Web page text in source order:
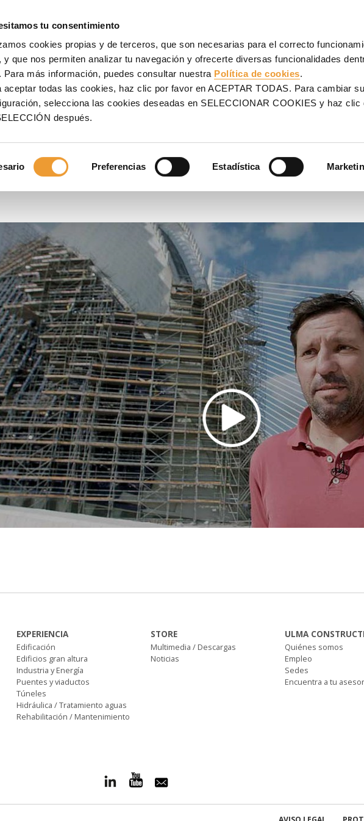
tu consentimiento
cookies propias y de terceros, que son necesarias para el correcto
y que nos permiten analizar tu navegación y ofrecerte diversas funcionalidades
Para más información, puedes consultar nuestra Política de cookies.
aceptar todas las cookies, haz clic por favor en ACEPTAR TODAS. Para cambiar su
selecciona las cookies deseadas en SELECCIONAR COOKIES y haz clic
después.
Preferencias Estadística
ENCOFRADOS
strong> Pablo Pampliega, Director Técnico - UTE Ágora
Director Técnico -
edificio, supimos que era la empresa
EXPERIENCIA
Edificación
Edificios gran altura
Industria y Energía
Puentes y viaductos
Túneles
Hidráulica / Tratamiento aguas
Rehabilitación / Mantenimiento
STORE
Multimedia / Descargas
Noticias
ULMA
Quiénes somos
Empleo
Sedes
Encuentra a tu asesor